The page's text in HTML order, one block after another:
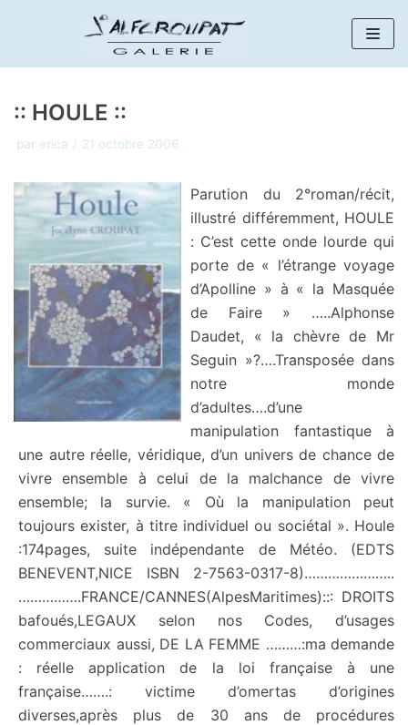
:: HOULE ::
par erica 21 octobre 2006
Parution du 2°roman/récit,
illustré différemment, HOULE
: C’est cette onde lourde qui
porte de « l’étrange voyage
d’Apolline » à « la Masquée
de Faire » …..Alphonse
Daudet, « la chèvre de Mr
Seguin »?….Transposée dans
notre monde
d’adultes….d’une
manipulation fantastique à
une autre réelle, véridique, d’un univers de chance de
vivre ensemble à celui de la malchance de vivre
ensemble; la survie. « Où la manipulation peut
toujours exister, à titre individuel ou sociétal ». Houle
:174pages, suite indépendante de Météo. (EDTS
BENEVENT,NICE ISBN 2-7563-0317-8)…………………..
…………….FRANCE/CANNES(AlpesMaritimes)::: DROITS
bafoués,LEGAUX selon nos Codes, d’usages
commerciaux aussi, DE LA FEMME ………:ma demande
: réelle application de la loi française à une
française…….: victime d’omertas d’origines
diverses,après plus de 30 ans de procédures